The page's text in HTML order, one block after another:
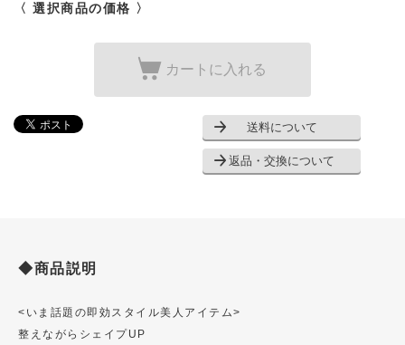
〈 選択商品の価格 〉
カートに入れる
送料について
返品・交換について
◆商品説明
<いま話題の即効スタイル美人アイテム>
整えながらシェイプUP